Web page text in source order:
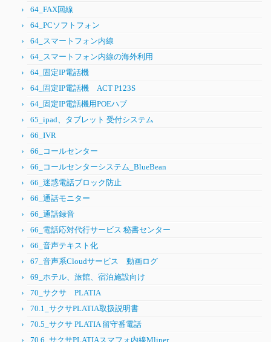
64_FAX回線
64_PCソフトフォン
64_スマートフォン内線
64_スマートフォン内線の海外利用
64_固定IP電話機
64_固定IP電話機 ACT P123S
64_固定IP電話機用POEハブ
65_ipad、タブレット 受付システム
66_IVR
66_コールセンター
66_コールセンターシステム_BlueBean
66_迷惑電話ブロック防止
66_通話モニター
66_通話録音
66_電話応対代行サービス 秘書センター
66_音声テキスト化
67_音声系Cloudサービス 動画ログ
69_ホテル、旅館、宿泊施設向け
70_サクサ PLATIA
70.1_サクサPLATIA取扱説明書
70.5_サクサ PLATIA 留守番電話
70.6_サクサPLATIAスマフォ内線Mliner